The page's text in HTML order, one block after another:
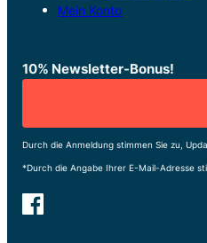
Mein Konto
10% Newsletter-Bonus!
Durch die Anmeldung stimmen Sie zu,
*Durch die Angabe Ihrer E-Mail-Adresse